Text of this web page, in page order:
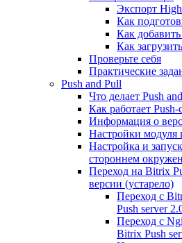
Экспорт
Как
Как
Как
Проверьте себя
Практические
Push and Pull
Что делает Push
Как работает Push-
Информация о
Настройки модуля
Настройка и
стороннем
Переход на Bitrix
версии (устарело)
Переход с
Push server
Переход с
Bitrix Push